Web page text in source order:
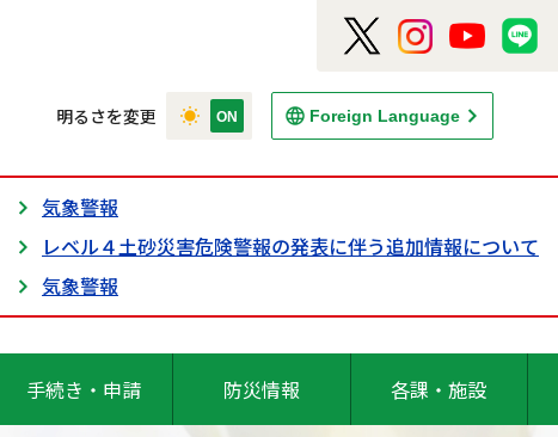
明るさを変更 Foreign Language
気象警報
レベル４土砂災害危険警報の発表に伴う追加情報について
気象警報
手続き・申請 防災情報 各課・施設